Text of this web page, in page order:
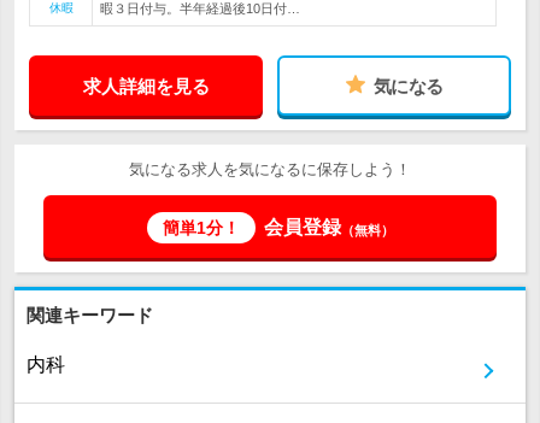
休暇
暇３日付与。半年経過後10日付…
求人詳細を見る 気になる
気になる求人を気になるに保存しよう！
簡単1分！ 会員登録（無料）
関連キーワード
内科